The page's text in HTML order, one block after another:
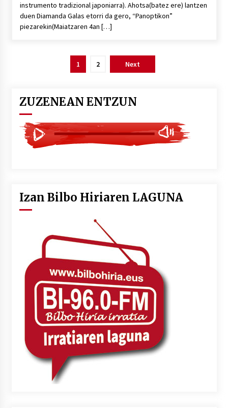
instrumento tradizional japoniarra). Ahotsa(batez ere) lantzen
duen Diamanda Galas etorri da gero, “Panoptikon”
piezarekin(Maiatzaren 4an […]
1 2 Next
ZUZENEAN ENTZUN
Izan Bilbo Hiriaren LAGUNA